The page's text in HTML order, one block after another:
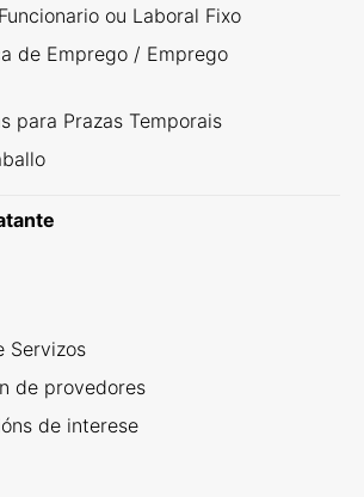
ou Laboral Fixo
de Emprego / Emprego
para Prazas Temporais
Servizos
de provedores
de interese